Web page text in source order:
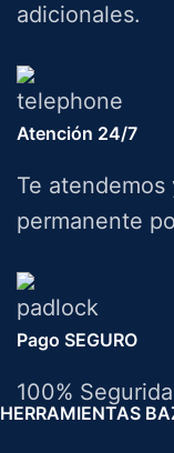
adicionales.
Atención 24/7
Te atendemos
permanente
Pago SEGURO
100%
HERRAMIENTAS